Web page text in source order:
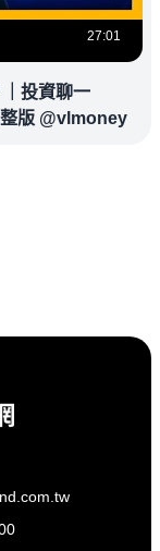
27:01
投資聊一
版 @vlmoney